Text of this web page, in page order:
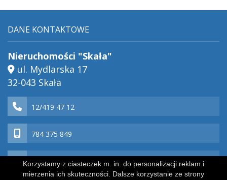
DANE KONTAKTOWE
Nieruchomości "Skała"
ul. Mydlarska 17
32-043 Skała
12/419 47 12
784 375 849
biuro@nieruchomosciskala.pl
Korzystamy z ciasteczek m. in. do personalizacji reklam i
mierzenia ich skuteczności. Dalsze korzystanie ze strony